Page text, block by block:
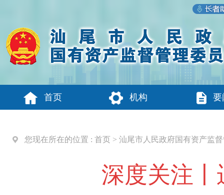
首页 机构 要
您现在所在的位置 : 首页 > 汕尾市人民政府国有资产监
深度关注